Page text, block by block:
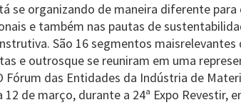
se organizando de maneira diferente
e também nas pautas de
São 16 segmentos
e outrosque se reuniram em uma
Fórum das Entidades da Indústria de
de março, durante a 24ª Expo Revestir,